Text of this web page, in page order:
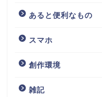
あると便利なもの
スマホ
創作環境
雑記